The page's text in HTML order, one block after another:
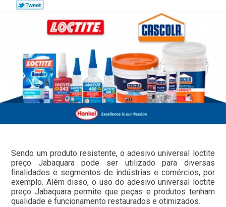
Sendo um produto resistente, o adesivo universal loctite
preço Jabaquara pode ser utilizado para diversas
finalidades e segmentos de indústrias e comércios, por
exemplo. Além disso, o uso do adesivo universal loctite
preço Jabaquara permite que peças e produtos tenham
qualidade e funcionamento restaurados e otimizados.